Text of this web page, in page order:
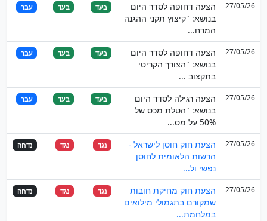
27/05/26
הצעה דחופה לסדר היום
בנושא: "קיצוץ תקני ההגנה
המרח...
בעד בעד עבר
27/05/26
הצעה דחופה לסדר היום
בנושא: "הצורך הקריטי
בתקצוב ...
בעד בעד עבר
27/05/26
הצעה רגילה לסדר היום
בנושא: "הטלת מכס של
50% על מס...
בעד בעד עבר
27/05/26
הצעת חוק חוסן לישראל -
הרשות הלאומית לחוסן
נפשי ול...
נגד נגד נדחה
27/05/26
הצעת חוק מחיקת חובות
שמקורם בתגמולי מילואים
במלחמת...
נגד נגד נדחה